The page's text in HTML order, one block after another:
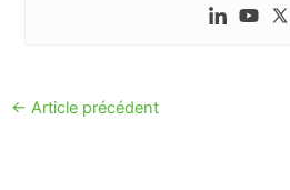
← Article précédent